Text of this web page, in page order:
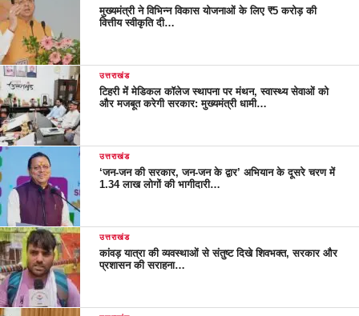
मुख्यमंत्री ने विभिन्न विकास योजनाओं के लिए ₹5 करोड़ की
वित्तीय स्वीकृति दी…
उत्तराखंड
टिहरी में मेडिकल कॉलेज स्थापना पर मंथन, स्वास्थ्य सेवाओं को
और मजबूत करेगी सरकार: मुख्यमंत्री धामी…
उत्तराखंड
‘जन-जन की सरकार, जन-जन के द्वार’ अभियान के दूसरे चरण में
1.34 लाख लोगों की भागीदारी…
उत्तराखंड
कांवड़ यात्रा की व्यवस्थाओं से संतुष्ट दिखे शिवभक्त, सरकार और
प्रशासन की सराहना…